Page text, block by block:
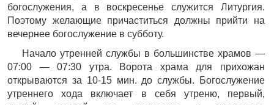
богослужения, а в воскресенье служится Литургия.
Поэтому желающие причаститься должны прийти на
вечернее богослужение в субботу.
Начало утренней службы в большинстве храмов —
07:00 — 07:30 утра. Ворота храма для прихожан
открываются за 10-15 мин. до службы. Богослужение
утреннего хода включает в себя утреню, первый,